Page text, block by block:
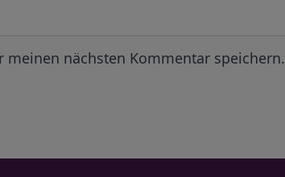
meinen nächsten Kommentar speichern.